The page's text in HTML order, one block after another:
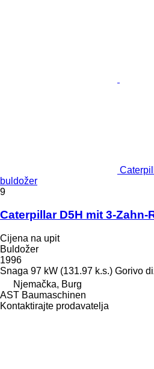
buldožer
9
Caterpillar D5H mit 3-Zahn-
Cijena na upit
Buldožer
1996
Snaga 97 kW (131.97 k.s.) Gorivo
Njemačka, Burg
AST Baumaschinen
Kontaktirajte prodavatelja